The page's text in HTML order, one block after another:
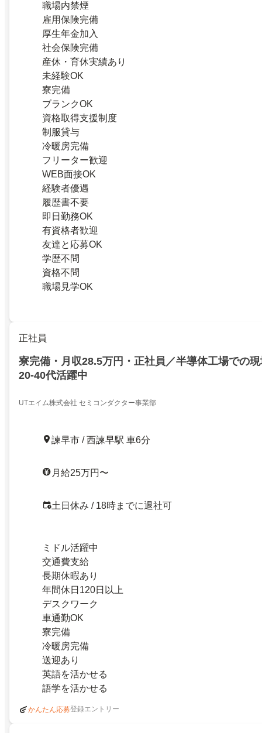
職場内禁煙
雇用保険完備
厚生年金加入
社会保険完備
産休・育休実績あり
未経験OK
寮完備
ブランクOK
資格取得支援制度
制服貸与
冷暖房完備
フリーター歓迎
WEB面接OK
経験者優遇
履歴書不要
即日勤務OK
有資格者歓迎
友達と応募OK
学歴不問
資格不問
職場見学OK
正社員
寮完備・月収28.5万円・正社員／半導体工場での
20-40代活躍中
UTエイム株式会社 セミコンダクター事業部
諫早市 / 西諫早駅 車6分
月給25万円〜
土日休み / 18時までに退社可
ミドル活躍中
交通費支給
長期休暇あり
年間休日120日以上
デスクワーク
車通勤OK
寮完備
冷暖房完備
送迎あり
英語を活かせる
語学を活かせる
かんたん応募登録エントリー